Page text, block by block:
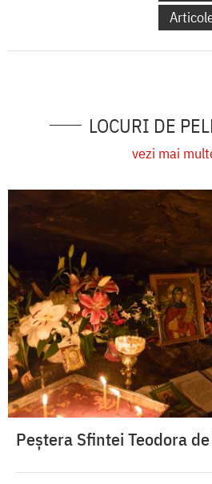
LOCURI DE
vezi mai
Peștera Sfintei Teodora